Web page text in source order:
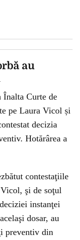
au
Înalta Curte de
pe Laura Vicol și
decizia
Hotărârea a
contestaţiile
şi de soţul
instanţei
dosar, au
preventiv din